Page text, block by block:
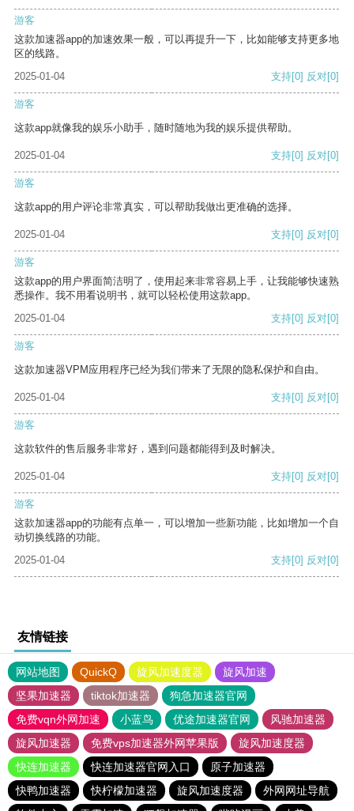
游客
这款加速器app的加速效果一般，可以再提升一下，比如能够支持更多地
区的线路。
2025-01-04
支持[0] 反对[0]
游客
这款app就像我的娱乐小助手，随时随地为我的娱乐提供帮助。
2025-01-04 支持[0] 反对[0]
游客
这款app的用户评论非常真实，可以帮助我做出更准确的选择。
2025-01-04 支持[0] 反对[0]
游客
这款app的用户界面简洁明了，使用起来非常容易上手，让我能够快速熟
悉操作。我不用看说明书，就可以轻松使用这款app。
2025-01-04
支持[0] 反对[0]
游客
这款加速器VPM应用程序已经为我们带来了无限的隐私保护和自由。
2025-01-04 支持[0] 反对[0]
游客
这款软件的售后服务非常好，遇到问题都能得到及时解决。
2025-01-04 支持[0] 反对[0]
游客
这款加速器app的功能有点单一，可以增加一些新功能，比如增加一个自
动切换线路的功能。
2025-01-04
支持[0] 反对[0]
友情链接
网站地图 QuickQ 旋风加速度器
旋风加速
坚果加速器
tiktok加速器
狗急加速器官网
免费vqn外网加速
小蓝鸟 优途加速器官网
风驰加速器
旋风加速器
免费vps加速器外网苹果版
旋风加速度器
快连加速器
快连加速器官网入口
原子加速器
快鸭加速器
快柠檬加速器 旋风加速度器
外网网址导航